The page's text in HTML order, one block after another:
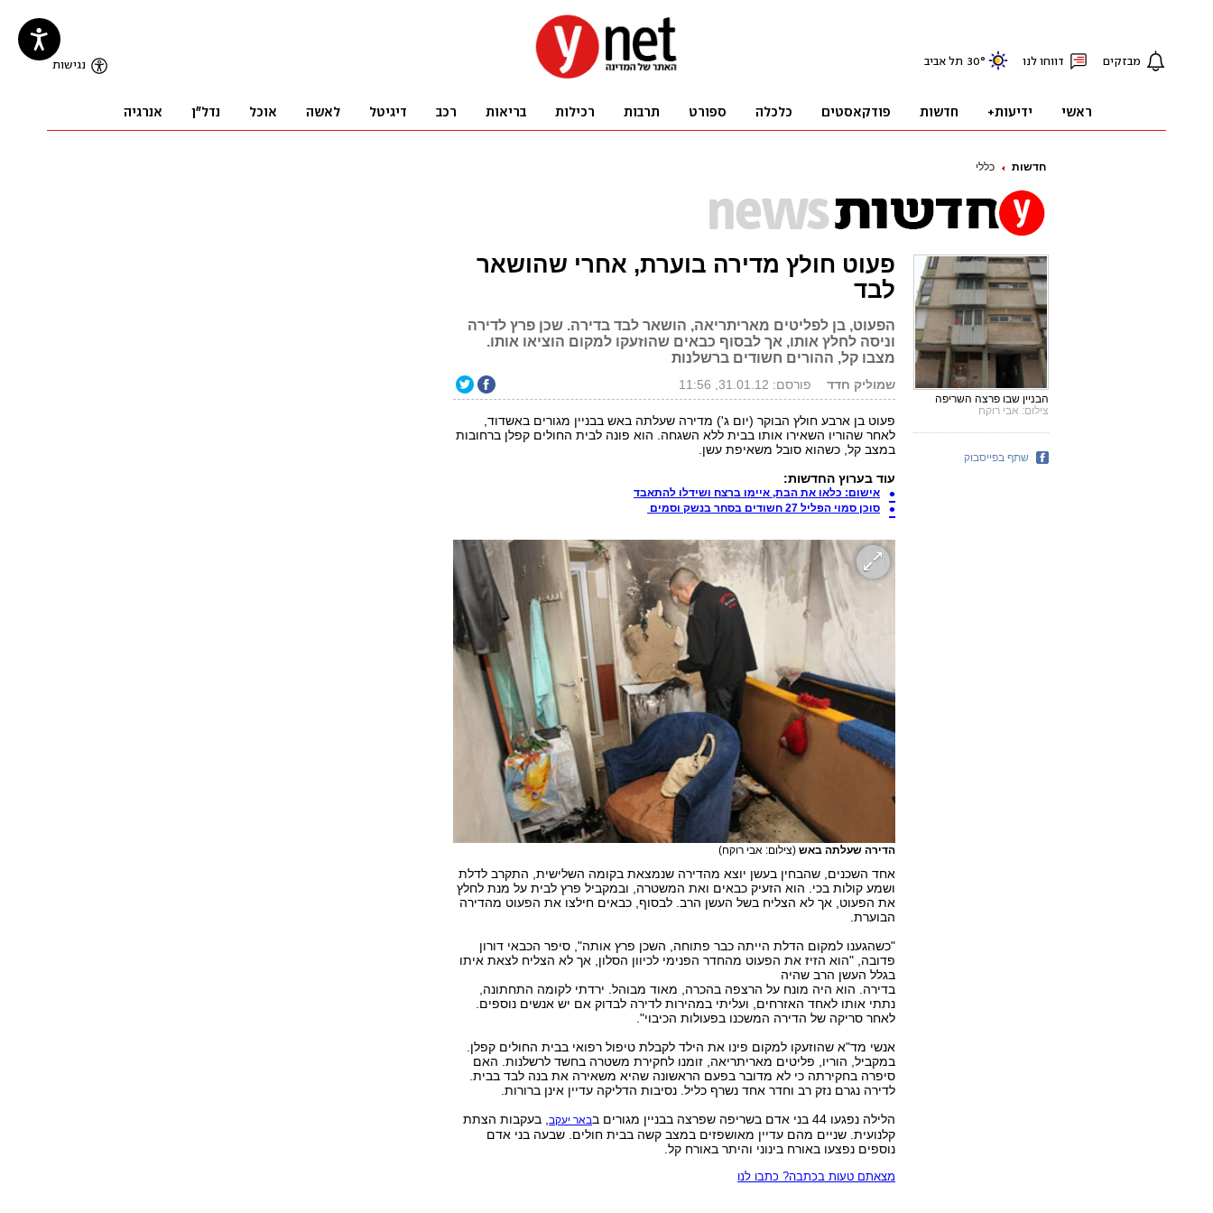
חדשות כללי
פעוט חולץ מדירה בוערת, אחרי שהושאר
לבד
הפעוט, בן לפליטים מאריתריאה, הושאר לבד בדירה. שכן פרץ לדירה
וניסה לחלץ אותו, אך לבסוף כבאים שהוזעקו למקום הוציאו אותו.
מצבו קל, ההורים חשודים ברשלנות
שמוליק חדד פורסם: 31.01.12, 11:56
פעוט בן ארבע חולץ הבוקר (יום ג') מדירה שעלתה באש בבניין מגורים באשדוד,
לאחר שהוריו השאירו אותו בבית ללא השגחה. הוא פונה לבית החולים קפלן ברחובות
במצב קל, כשהוא סובל משאיפת עשן.
עוד בערוץ החדשות:
אישום: כלאו את הבת, איימו ברצח ושידלו להתאבד
סוכן סמוי הפליל 27 חשודים בסחר בנשק וסמים
הדירה שעלתה באש (צילום: אבי רוקח)
אחד השכנים, שהבחין בעשן יוצא מהדירה שנמצאת בקומה השלישית, התקרב לדלת
ושמע קולות בכי. הוא הזעיק כבאים ואת המשטרה, ובמקביל פרץ לבית על מנת לחלץ
את הפעוט, אך לא הצליח בשל העשן הרב. לבסוף, כבאים חילצו את הפעוט מהדירה
הבוערת.
"כשהגענו למקום הדלת הייתה כבר פתוחה, השכן פרץ אותה", סיפר הכבאי דורון
פדובה, "הוא הזיז את הפעוט מהחדר הפנימי לכיוון הסלון, אך לא הצליח לצאת איתו
בגלל העשן הרב שהיה
בדירה. הוא היה מונח על הרצפה בהכרה, מאוד מבוהל. ירדתי לקומה התחתונה,
נתתי אותו לאחד האזרחים, ועליתי במהירות לדירה לבדוק אם יש אנשים נוספים.
לאחר סריקה של הדירה המשכנו בפעולות הכיבוי".
אנשי מד"א שהוזעקו למקום פינו את הילד לקבלת טיפול רפואי בבית החולים קפלן.
במקביל, הוריו, פליטים מאריתריאה, זומנו לחקירת משטרה בחשד לרשלנות. האם
סיפרה בחקירתה כי לא מדובר בפעם הראשונה שהיא משאירה את בנה לבד בבית.
לדירה נגרם נזק רב וחדר אחד נשרף כליל. נסיבות הדליקה עדיין אינן ברורות.
הלילה נפגעו 44 בני אדם בשריפה שפרצה בבניין מגורים ב
באר יעקב, בעקבות הצתת
קלנועית. שניים מהם עדיין מאושפזים במצב קשה בבית חולים. שבעה בני אדם
נוספים נפצעו באורח בינוני והיתר באורח קל.
מצאתם טעות בכתבה? כתבו לנו
הבניין שבו פרצה השריפה
צילום: אבי רוקח
שתף בפייסבוק